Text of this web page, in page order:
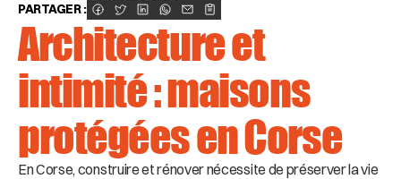
PARTAGER :
Architecture et
intimité : maisons
protégées en Corse
En Corse, construire et rénover nécessite de préserver la vie